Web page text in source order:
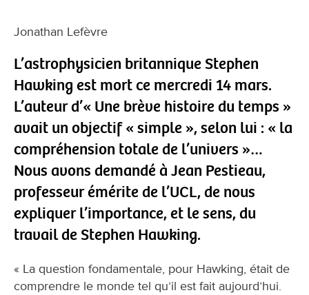
Jonathan Lefèvre
L’astrophysicien britannique Stephen
Hawking est mort ce mercredi 14 mars.
L’auteur d’« Une brève histoire du temps »
avait un objectif « simple », selon lui : « la
compréhension totale de l’univers »…
Nous avons demandé à Jean Pestieau,
professeur émérite de l’UCL, de nous
expliquer l’importance, et le sens, du
travail de Stephen Hawking.
« La question fondamentale, pour Hawking, était de
comprendre le monde tel qu’il est fait aujourd’hui.